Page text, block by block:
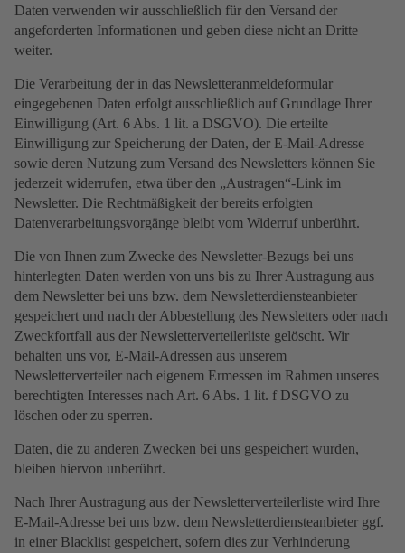
Daten verwenden wir ausschließlich für den Versand der
angeforderten Informationen und geben diese nicht an Dritte
weiter.
Die Verarbeitung der in das Newsletteranmeldeformular
eingegebenen Daten erfolgt ausschließlich auf Grundlage Ihrer
Einwilligung (Art. 6 Abs. 1 lit. a DSGVO). Die erteilte
Einwilligung zur Speicherung der Daten, der E-Mail-Adresse
sowie deren Nutzung zum Versand des Newsletters können Sie
jederzeit widerrufen, etwa über den „Austragen“-Link im
Newsletter. Die Rechtmäßigkeit der bereits erfolgten
Datenverarbeitungsvorgänge bleibt vom Widerruf unberührt.
Die von Ihnen zum Zwecke des Newsletter-Bezugs bei uns
hinterlegten Daten werden von uns bis zu Ihrer Austragung aus
dem Newsletter bei uns bzw. dem Newsletterdiensteanbieter
gespeichert und nach der Abbestellung des Newsletters oder nach
Zweckfortfall aus der Newsletterverteilerliste gelöscht. Wir
behalten uns vor, E-Mail-Adressen aus unserem
Newsletterverteiler nach eigenem Ermessen im Rahmen unseres
berechtigten Interesses nach Art. 6 Abs. 1 lit. f DSGVO zu
löschen oder zu sperren.
Daten, die zu anderen Zwecken bei uns gespeichert wurden,
bleiben hiervon unberührt.
Nach Ihrer Austragung aus der Newsletterverteilerliste wird Ihre
E-Mail-Adresse bei uns bzw. dem Newsletterdiensteanbieter ggf.
in einer Blacklist gespeichert, sofern dies zur Verhinderung